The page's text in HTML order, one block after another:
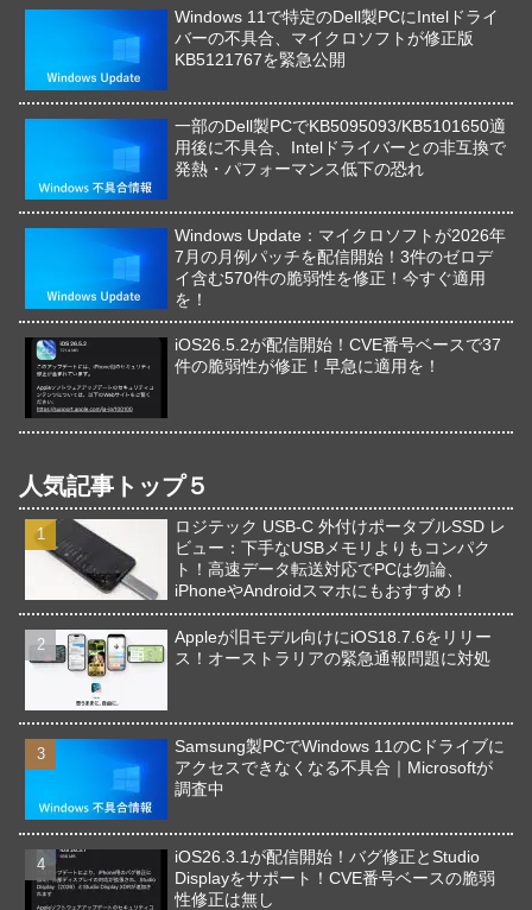
Windows 11で特定のDell製PCにIntelドライ
バーの不具合、マイクロソフトが修正版
KB5121767を緊急公開
一部のDell製PCでKB5095093/KB5101650適
用後に不具合、Intelドライバーとの非互換で
発熱・パフォーマンス低下の恐れ
Windows Update：マイクロソフトが2026年
7月の月例パッチを配信開始！3件のゼロデ
イ含む570件の脆弱性を修正！今すぐ適用
を！
iOS26.5.2が配信開始！CVE番号ベースで37
件の脆弱性が修正！早急に適用を！
人気記事トップ５
ロジテック USB-C 外付けポータブルSSD レ
ビュー：下手なUSBメモリよりもコンパク
ト！高速データ転送対応でPCは勿論、
iPhoneやAndroidスマホにもおすすめ！
Appleが旧モデル向けにiOS18.7.6をリリー
ス！オーストラリアの緊急通報問題に対処
Samsung製PCでWindows 11のCドライブに
アクセスできなくなる不具合｜Microsoftが
調査中
iOS26.3.1が配信開始！バグ修正とStudio
Displayをサポート！CVE番号ベースの脆弱
性修正は無し